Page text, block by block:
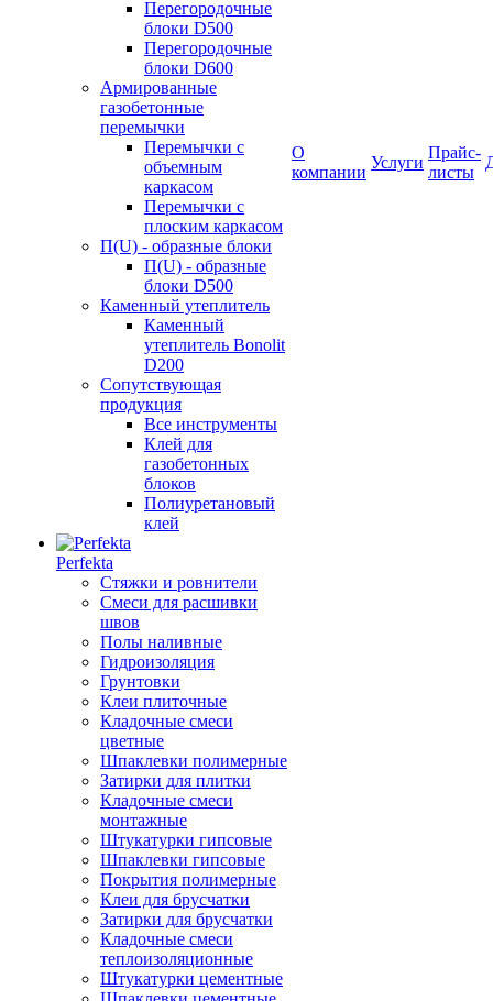
Перегородочные
блоки D500
Перегородочные
блоки D600
Армированные
газобетонные
перемычки
Перемычки с
объемным
каркасом
Перемычки с
плоским каркасом
П(U) - образные блоки
П(U) - образные
блоки D500
Каменный утеплитель
Каменный
утеплитель Bonolit
D200
Сопутствующая
продукция
Все инструменты
Клей для
газобетонных
блоков
Полиуретановый
клей
Perfekta
Стяжки и ровнители
Смеси для расшивки
швов
Полы наливные
Гидроизоляция
Грунтовки
Клеи плиточные
Кладочные смеси
цветные
Шпаклевки полимерные
Затирки для плитки
Кладочные смеси
монтажные
Штукатурки гипсовые
Шпаклевки гипсовые
Покрытия полимерные
Клеи для брусчатки
Затирки для брусчатки
Кладочные смеси
теплоизоляционные
Штукатурки цементные
О
компании
Услуги
Прайс-
листы